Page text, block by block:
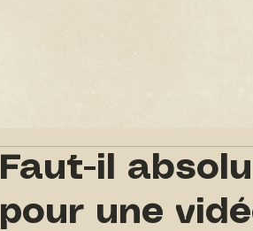
Faut-il
pour une